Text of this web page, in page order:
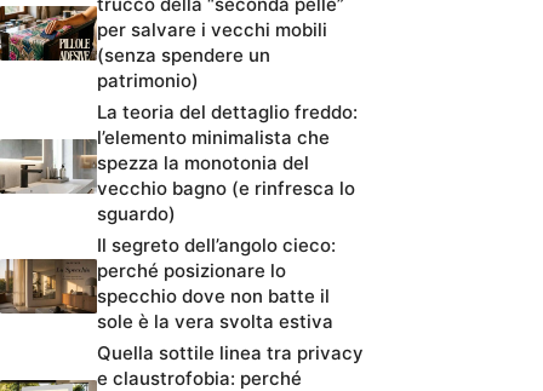
trucco della “seconda pelle”
per salvare i vecchi mobili
(senza spendere un
patrimonio)
La teoria del dettaglio freddo:
l’elemento minimalista che
spezza la monotonia del
vecchio bagno (e rinfresca lo
sguardo)
Il segreto dell’angolo cieco:
perché posizionare lo
specchio dove non batte il
sole è la vera svolta estiva
Quella sottile linea tra privacy
e claustrofobia: perché